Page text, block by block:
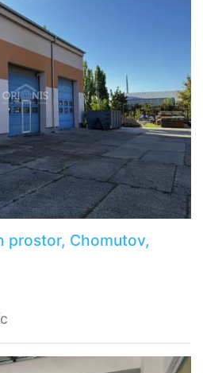
prostor, Chomutov,